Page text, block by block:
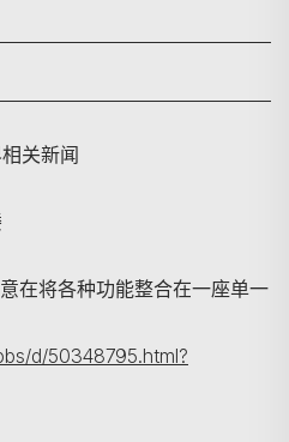
关新闻
在将各种功能整合在一座单一
d/50348795.html?